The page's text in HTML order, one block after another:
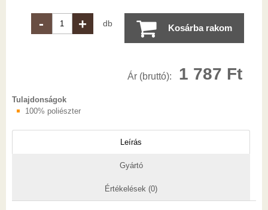
- + db Kosárba rakom
Ár (bruttó): 1 787 Ft
Tulajdonságok
100% poliészter
Leírás
Gyártó
Értékelések (0)